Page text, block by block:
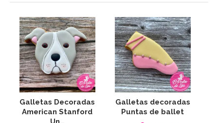
Galletas Decoradas
American Stanford
Galletas decoradas
Puntas de ballet